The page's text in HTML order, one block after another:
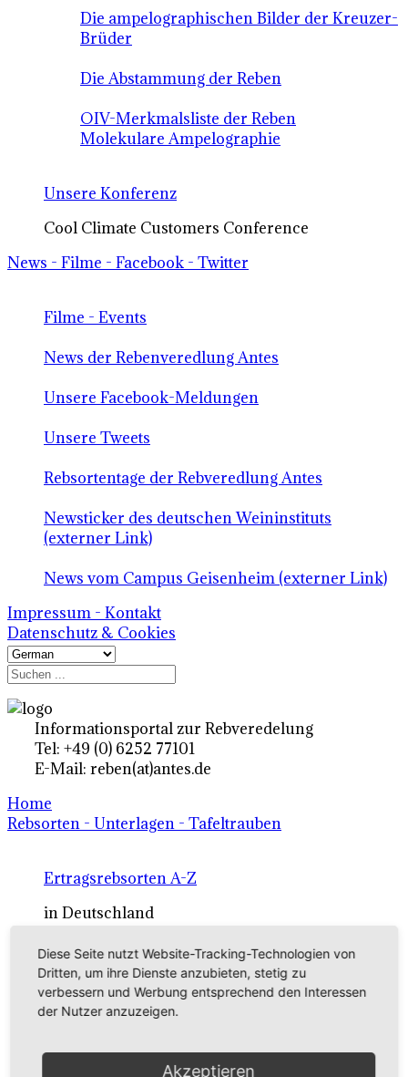
Die ampelographischen Bilder der Kreuzer-
Brüder
Die Abstammung der Reben
OIV-Merkmalsliste der Reben
Molekulare Ampelographie
Unsere Konferenz
Cool Climate Customers Conference
News - Filme - Facebook - Twitter
Filme - Events
News der Rebenveredlung Antes
Unsere Facebook-Meldungen
Unsere Tweets
Rebsortentage der Rebveredlung Antes
Newsticker des deutschen Weininstituts
(externer Link)
News vom Campus Geisenheim (externer Link)
Impressum - Kontakt
Datenschutz & Cookies
Informationsportal zur Rebveredelung
Tel: +49 (0) 6252 77101
E-Mail: reben(at)antes.de
Home
Rebsorten - Unterlagen - Tafeltrauben
Ertragsrebsorten A-Z
in Deutschland
Rebsorten international
externe Links
Tafeltraubensorten
Diese Seite nutzt Website-Tracking-Technologien von
Dritten, um ihre Dienste anzubieten, stetig zu
verbessern und Werbung entsprechend den Interessen
der Nutzer anzuzeigen.
Akzeptieren